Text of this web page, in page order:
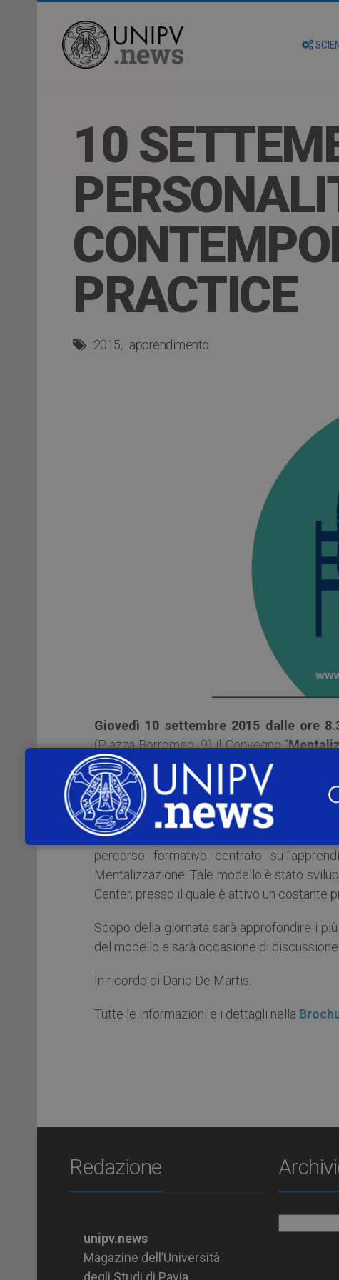
10
PRACTICE
2015 apprendimento
Giovedì 10 settembre 2015 dalle ore
(Piazza Borromeo, 9) il Convegno “
and Practice
”.
A Pavia, dove per lungo tempo è stato
Personalità, con particolare attenzione al
essi dedicata. In questo contesto, la
percorso formativo centrato
Mentalizzazione. Tale modello è stato
Center, presso il quale è attivo un costante
Scopo della giornata sarà approfondire i
del modello e sarà occasione di
In ricordo di Dario De Martis.
Tutte le informazioni e i dettagli nella
Redazione
unipv.news
Magazine dell’Università
degli Studi di Pavia